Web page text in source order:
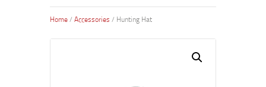
SCHEDULE
RULES
Home/ Accessories / Hunting Hat